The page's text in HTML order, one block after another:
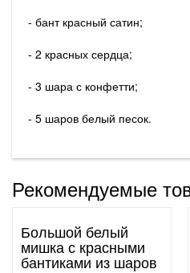
- бант красный сатин;
- 2 красных сердца;
- 3 шара с конфетти;
- 5 шаров белый песок.
Рекомендуемые
Большой белый
мишка с красными
бантиками из шаров